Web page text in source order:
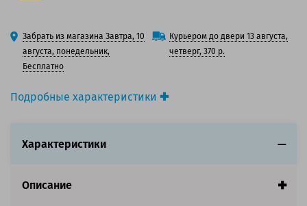
Подробные характеристики
Вид товара:Картридж струйный
Ресурс:1 400 страниц формата А4 при 5%
100 баллов
125 баллов
Забрать из магазина Завтра, 10
августа, понедельник,
Бесплатно
Курьером до двери 13 августа,
четверг, 370 р.
Характеристики
Описание